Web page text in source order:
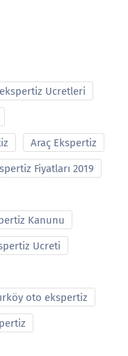
Ucretleri
Araç Ekspertiz
Fiyatları 2019
Kanunu
Ucreti
oto ekspertiz